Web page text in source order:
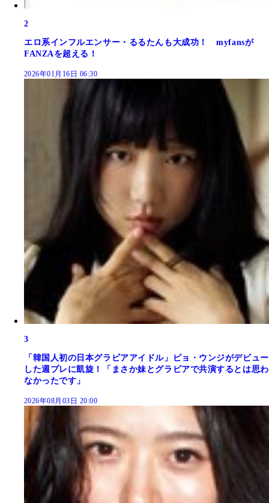
2
エロ系インフルエンサー・るるたんも大成功！ myfansが
FANZAを超える！
2026年01月16日 06:30
3
「韓国人初の日本グラビアアイドル」ピョ・ウンジがデビュー
した週プレに凱旋！「まさか妹とグラビアで共演するとは思わ
なかったです」
2026年08月03日 20:00